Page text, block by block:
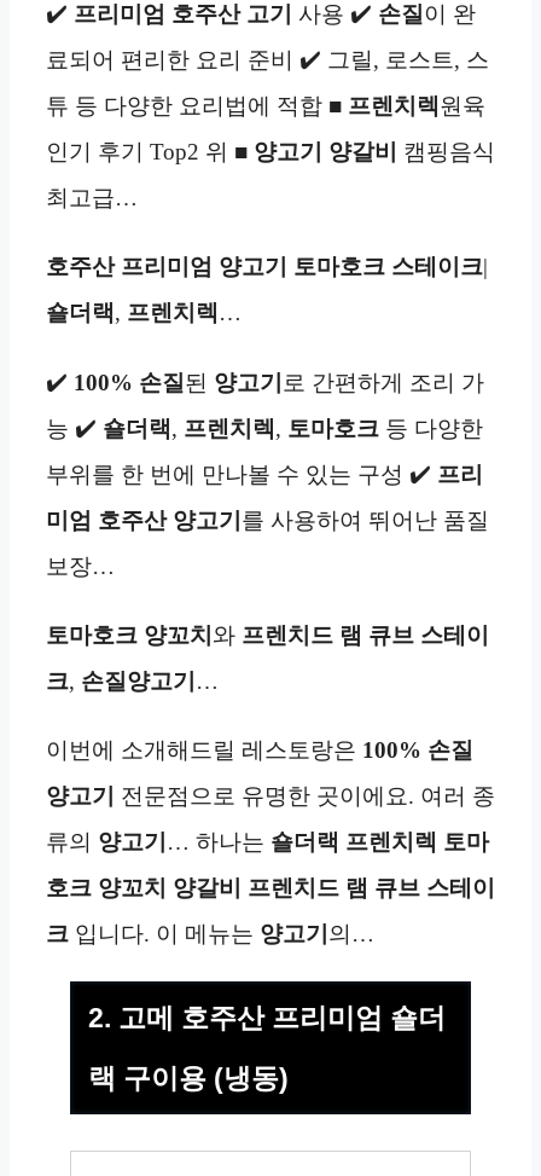
✔️ 프리미엄 호주산 고기 사용 ✔️ 손질이 완
료되어 편리한 요리 준비 ✔️ 그릴, 로스트, 스
튜 등 다양한 요리법에 적합 ■ 프렌치렉 원육
인기 후기 Top2 위 ■ 양고기 양갈비
캠핑음식
최고급…
호주산 프리미엄 양고기 토마호크 스테이크|
숄더랙, 프렌치렉 …
✔️ 100% 손질 된 양고기 로 간편하게 조리 가
능 ✔️ 숄더랙, 프렌치렉 , 토마호크 등 다양한
부위를 한 번에 만나볼 수 있는 구성 ✔️ 프리
미엄 호주산 양고기 를 사용하여 뛰어난 품질
보장…
토마호크 양꼬치 와 프렌치드 램 큐브 스테이
크, 손질양고기 …
이번에 소개해드릴 레스토랑은 100% 손질
양고기
전문점으로 유명한 곳이에요. 여러 종
류의 양고기 … 하나는 숄더랙 프렌치렉 토마
호크 양꼬치 양갈비 프렌치드 램 큐브 스테이
크 입니다. 이 메뉴는 양고기 의…
2. 고메 호주산 프리미엄 숄더
랙 구이용 (냉동)